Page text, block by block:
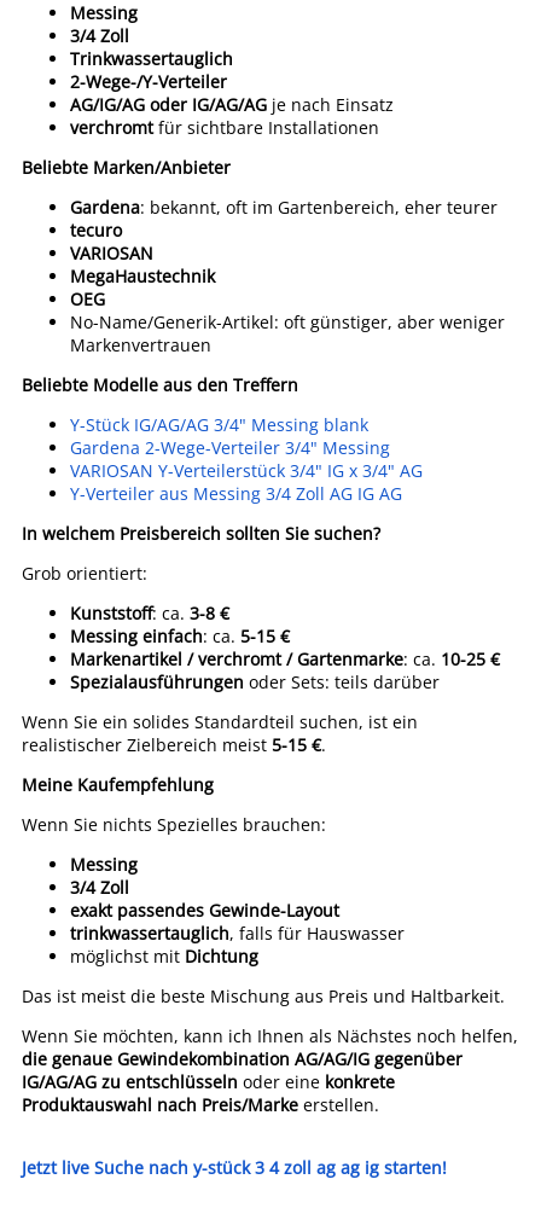
Messing
3/4 Zoll
Trinkwassertauglich
2-Wege-/Y-Verteiler
AG/IG/AG oder IG/AG/AG je nach Einsatz
verchromtfür sichtbare Installationen
Beliebte Marken/Anbieter
Gardena: bekannt, oft im Gartenbereich, eher teurer
tecuro
VARIOSAN
MegaHaustechnik
OEG
No-Name/Generik-Artikel: oft günstiger, aber weniger
Markenvertrauen
Beliebte Modelle aus den Treffern
Y-Stück IG/AG/AG 3/4" Messing blank
Gardena 2-Wege-Verteiler 3/4" Messing
VARIOSAN Y-Verteilerstück 3/4" IG x 3/4" AG
Y-Verteiler aus Messing 3/4 Zoll AG IG AG
In welchem Preisbereich sollten Sie suchen?
Grob orientiert:
Kunststoff: ca. 3-8 €
Messing einfach: ca. 5-15 €
Markenartikel / verchromt / Gartenmarke: ca. 10-25 €
Spezialausführungen oder Sets: teils darüber
Wenn Sie ein solides Standardteil suchen, ist ein
realistischer Zielbereich meist 5-15 €.
Meine Kaufempfehlung
Wenn Sie nichts Spezielles brauchen:
Messing
3/4 Zoll
exakt passendes Gewinde-Layout
trinkwassertauglich, falls für Hauswasser
möglichst mit Dichtung
Das ist meist die beste Mischung aus Preis und Haltbarkeit.
Wenn Sie möchten, kann ich Ihnen als Nächstes noch helfen,
die genaue Gewindekombination AG/AG/IG gegenüber
IG/AG/AG zu entschlüsseln oder eine konkrete
Produktauswahl nach Preis/Marke erstellen.
Jetzt live Suche nach y-stück 3 4 zoll ag ag ig starten!